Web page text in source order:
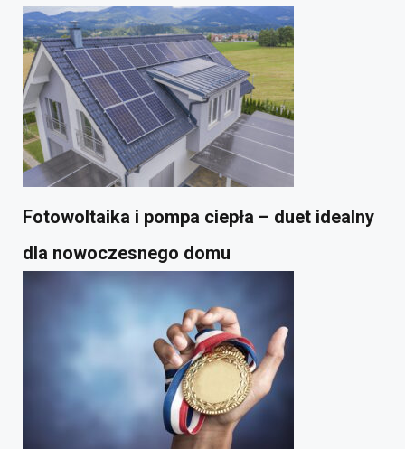
Fotowoltaika i pompa ciepła – duet idealny
dla nowoczesnego domu